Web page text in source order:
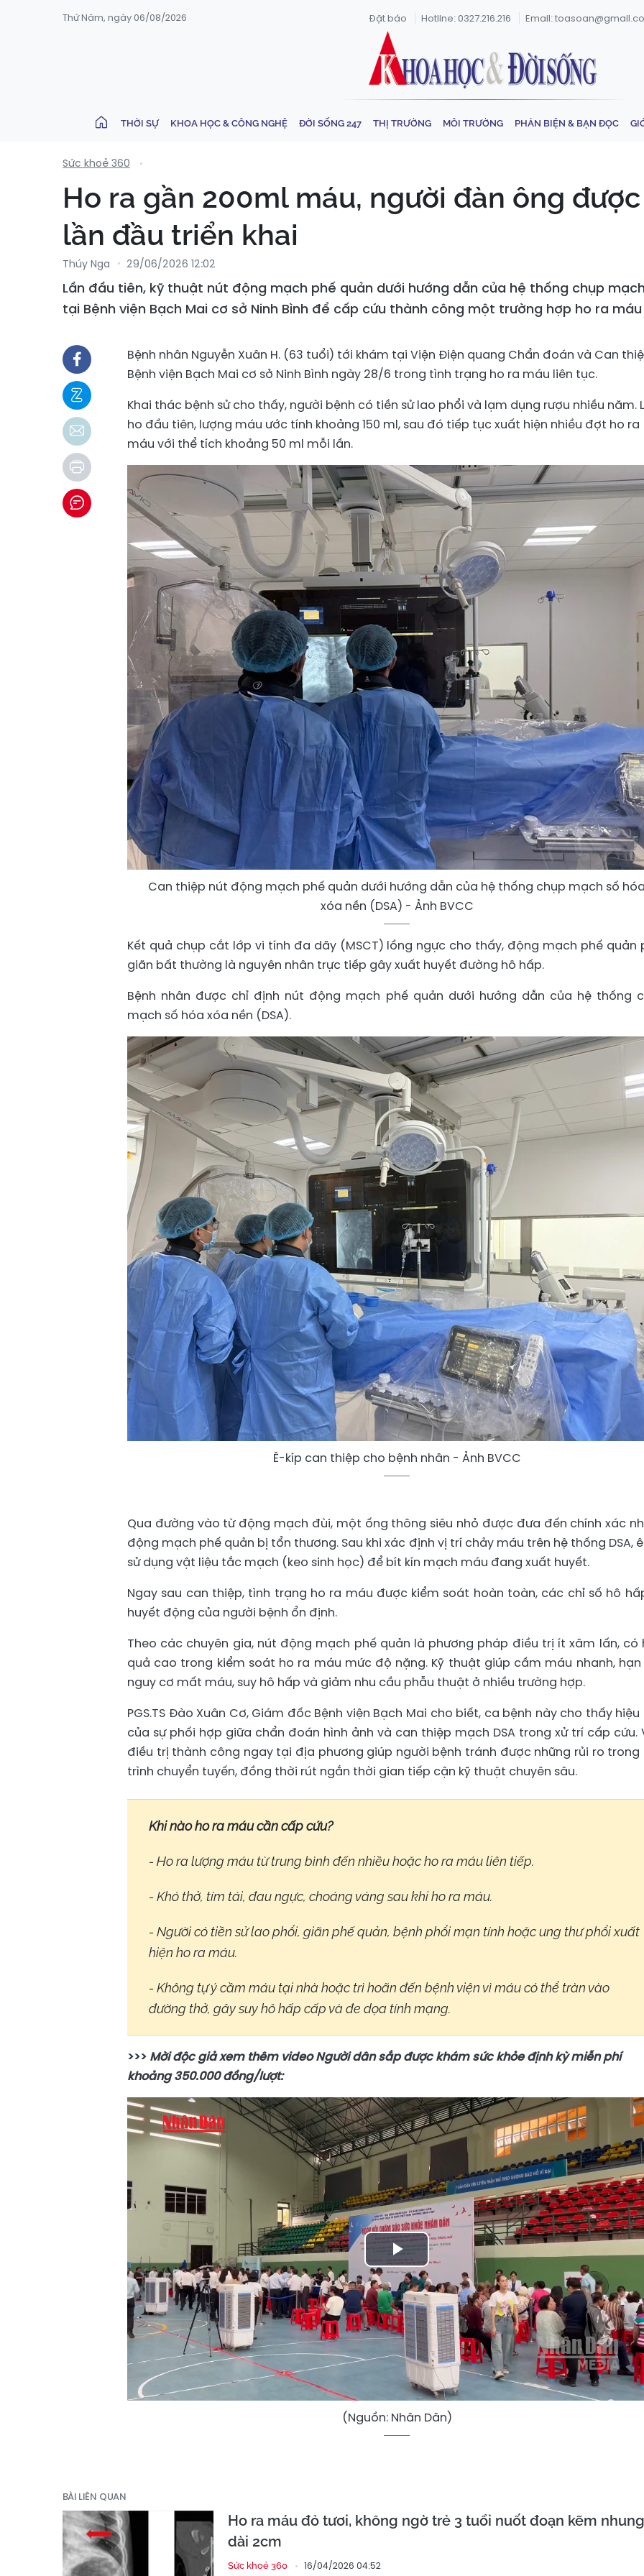
Thứ Năm, ngày 06/08/2026 Đặt báo Hotline: 0327.216.216 Email:
THỜI SỰ KHOA HỌC & CÔNG NGHỆ ĐỜI SỐNG 247 THỊ TRƯỜNG MÔI TRƯỜNG PHẢN BIỆN & BẠN ĐỌC
Sức khoẻ 360
Ho ra gần 200ml máu, người đàn ông
lần đầu triển khai
Thúy Nga 29/06/2026 12:02
Lần đầu tiên, kỹ thuật nút động mạch phế quản dưới hướng dẫn của hệ thống chụp
tại Bệnh viện Bạch Mai cơ sở Ninh Bình để cấp cứu thành công một trường hợp ho ra
Bệnh nhân Nguyễn Xuân H. (63 tuổi) tới khám tại Viện Điện quang Chẩn đoán và Can
Bệnh viện Bạch Mai cơ sở Ninh Bình ngày 28/6 trong tình trạng ho ra máu liên tục.
Khai thác bệnh sử cho thấy, người bệnh có tiền sử lao phổi và lạm dụng rượu nhiều năm.
ho đầu tiên, lượng máu ước tính khoảng 150 ml, sau đó tiếp tục xuất hiện nhiều đợt ho ra
máu với thể tích khoảng 50 ml mỗi lần.
Can thiệp nút động mạch phế quản dưới hướng dẫn của hệ thống chụp mạch số
xóa nền (DSA) - Ảnh BVCC
Kết quả chụp cắt lớp vi tính đa dãy (MSCT) lồng ngực cho thấy, động mạch phế quản
giãn bất thường là nguyên nhân trực tiếp gây xuất huyết đường hô hấp.
Bệnh nhân được chỉ định nút động mạch phế quản dưới hướng dẫn của hệ thống
mạch số hóa xóa nền (DSA).
Ê-kíp can thiệp cho bệnh nhân - Ảnh BVCC
Qua đường vào từ động mạch đùi, một ống thông siêu nhỏ được đưa đến chính xác
động mạch phế quản bị tổn thương. Sau khi xác định vị trí chảy máu trên hệ thống DSA,
sử dụng vật liệu tắc mạch (keo sinh học) để bít kín mạch máu đang xuất huyết.
Ngay sau can thiệp, tình trạng ho ra máu được kiểm soát hoàn toàn, các chỉ số hô
huyết động của người bệnh ổn định.
Theo các chuyên gia, nút động mạch phế quản là phương pháp điều trị ít xâm lấn, có
quả cao trong kiểm soát ho ra máu mức độ nặng. Kỹ thuật giúp cầm máu nhanh, hạn
nguy cơ mất máu, suy hô hấp và giảm nhu cầu phẫu thuật ở nhiều trường hợp.
PGS.TS Đào Xuân Cơ, Giám đốc Bệnh viện Bạch Mai cho biết, ca bệnh này cho thấy
của sự phối hợp giữa chẩn đoán hình ảnh và can thiệp mạch DSA trong xử trí cấp cứu.
điều trị thành công ngay tại địa phương giúp người bệnh tránh được những rủi ro trong
trình chuyển tuyến, đồng thời rút ngắn thời gian tiếp cận kỹ thuật chuyên sâu.
Khi nào ho ra máu cần cấp cứu?
- Ho ra lượng máu từ trung bình đến nhiều hoặc ho ra máu liên tiếp.
- Khó thở, tím tái, đau ngực, choáng váng sau khi ho ra máu.
- Người có tiền sử lao phổi, giãn phế quản, bệnh phổi mạn tính hoặc ung thư phổi xuất
hiện ho ra máu.
- Không tự ý cầm máu tại nhà hoặc trì hoãn đến bệnh viện vì máu có thể tràn vào
đường thở, gây suy hô hấp cấp và đe dọa tính mạng.
>>> Mời độc giả xem thêm video Người dân sắp được khám sức khỏe định kỳ miễn phí
khoảng 350.000 đồng/lượt:
Play
Video
(Nguồn: Nhân Dân)
BÀI LIÊN QUAN
Ho ra máu đỏ tươi, không ngờ trẻ 3 tuổi nuốt đoạn kẽm nhung
dài 2cm
Sức khoẻ 360 16/04/2026 04:52